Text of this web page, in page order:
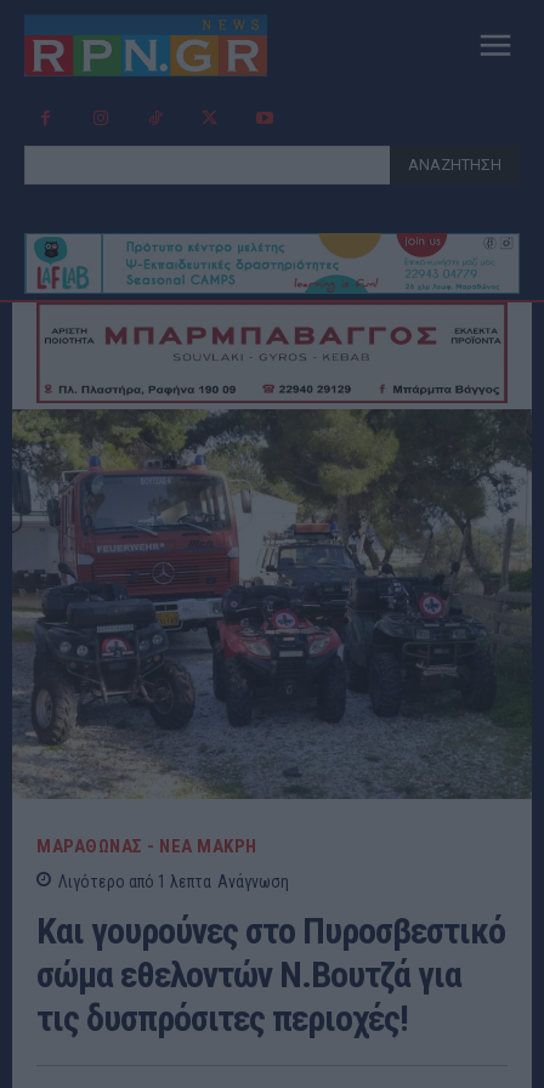
ΑΝΑΖΗΤΗΣΗ
ΜΑΡΑΘΩΝΑΣ - ΝΕΑ ΜΑΚΡΗ
Λιγότερο από 1 λεπτα Ανάγνωση
Και γουρούνες στο Πυροσβεστικό
σώμα εθελοντών Ν.Βουτζά για
τις δυσπρόσιτες περιοχές!